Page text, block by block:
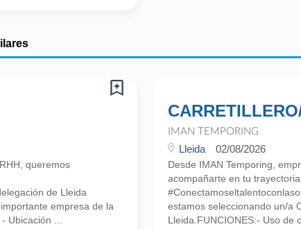
queremos
de Lleida
empresa de la
Ubicación ...
IMAN TEMPORING
Lleida 02/08/2026
Desde IMAN Temporing,
acompañarte en tu
estamos seleccionando un/a
Lleida.FUNCIONES:- Uso de